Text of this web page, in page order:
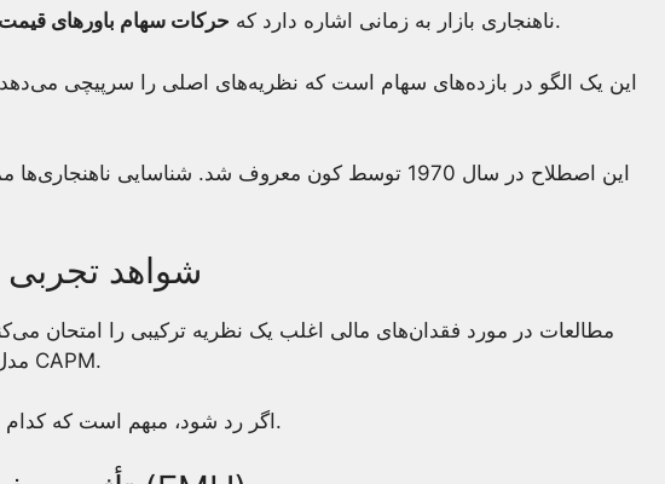
ناهنجاری بازار به زمانی اشاره دارد که حرکات سهام باورهای .
این یک الگو در بازده‌های سهام است که نظریه‌های اصلی را سرپیچی
این اصطلاح در سال 1970 توسط کون معروف شد. شناسایی
شواهد
مطالعات در مورد فقدان‌های مالی اغلب یک نظریه ترکیبی را امتحان
مدل خاص را دنبال می‌کنند، مانند CAPM.
اگر رد شود، مبهم است که کدام بخش از نظریه شکست خورد.